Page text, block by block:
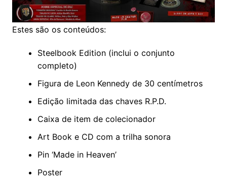
Estes são os conteúdos:
Steelbook Edition (inclui o conjunto
completo)
Figura de Leon Kennedy de 30 centímetros
Edição limitada das chaves R.P.D.
Caixa de item de colecionador
Art Book e CD com a trilha sonora
Pin ‘Made in Heaven’
Poster